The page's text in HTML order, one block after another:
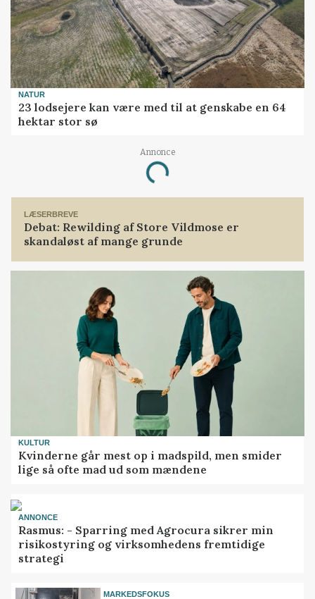
NATUR
23 lodsejere kan være med til at genskabe en 64
hektar stor sø
Annonce
Loading...
LÆSERBREVE
Debat: Rewilding af Store Vildmose er
skandaløst af mange grunde
KULTUR
Kvinderne går mest op i madspild, men smider
lige så ofte mad ud som mændene
ANNONCE
Rasmus: - Sparring med Agrocura sikrer min
risikostyring og virksomhedens fremtidige
strategi
MARKEDSFOKUS